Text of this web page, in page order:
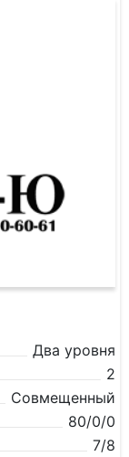
Два уровня
2
Совмещенный
80/0/0
7/8